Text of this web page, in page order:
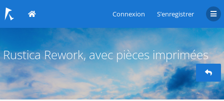
Connexion S’enregistrer
Rustica Rework, avec pièces imprimées